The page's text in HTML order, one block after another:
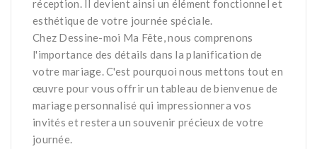
réception. Il devient ainsi un élément fonctionnel et
esthétique de votre journée spéciale.
Chez Dessine-moi Ma Fête, nous comprenons
l'importance des détails dans la planification de
votre mariage. C'est pourquoi nous mettons tout en
œuvre pour vous offrir un tableau de bienvenue de
mariage personnalisé qui impressionnera vos
invités et restera un souvenir précieux de votre
journée.